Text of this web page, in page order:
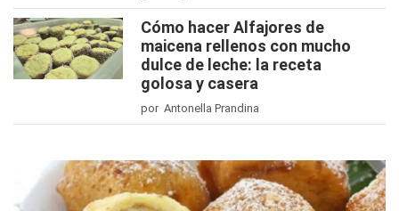
Cómo hacer Alfajores de
maicena rellenos con mucho
dulce de leche: la receta
golosa y casera
por Antonella Prandina